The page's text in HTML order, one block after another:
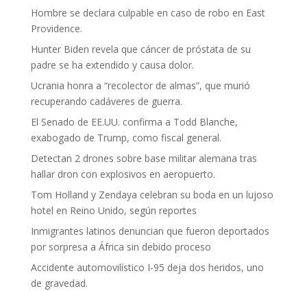
Hombre se declara culpable en caso de robo en East
Providence.
Hunter Biden revela que cáncer de próstata de su
padre se ha extendido y causa dolor.
Ucrania honra a “recolector de almas”, que murió
recuperando cadáveres de guerra.
El Senado de EE.UU. confirma a Todd Blanche,
exabogado de Trump, como fiscal general.
Detectan 2 drones sobre base militar alemana tras
hallar dron con explosivos en aeropuerto.
Tom Holland y Zendaya celebran su boda en un lujoso
hotel en Reino Unido, según reportes
Inmigrantes latinos denuncian que fueron deportados
por sorpresa a África sin debido proceso
Accidente automovilístico I-95 deja dos heridos, uno
de gravedad.